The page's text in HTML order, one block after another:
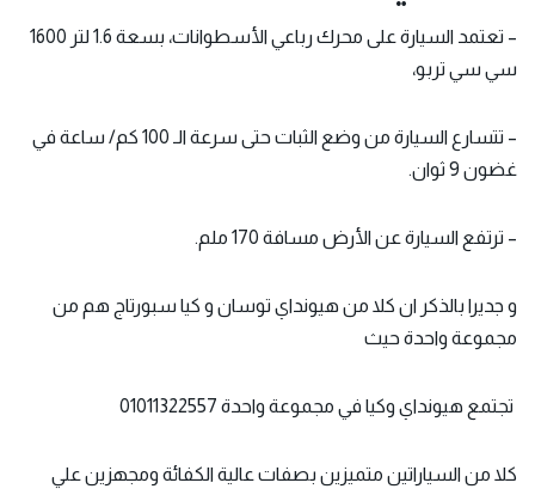
– تعتمد السيارة على محرك رباعي الأسطوانات، بسعة 1.6 لتر 1600
سي سي تربو،
– تتسارع السيارة من وضع الثبات حتى سرعة الـ 100 كم/ ساعة في
غضون 9 ثوان.
– ترتفع السيارة عن الأرض مسافة 170 ملم.
و جديرا بالذكر ان كلا من هيونداي توسان و كيا سبورتاج هم من
مجموعة واحدة حيث
تجتمع هيونداي وكيا في مجموعة واحدة 01011322557
كلا من السياراتين متميزين بصفات عالية الكفائة ومجهزين علي